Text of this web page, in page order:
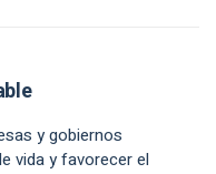
y gobiernos
vida y favorecer el